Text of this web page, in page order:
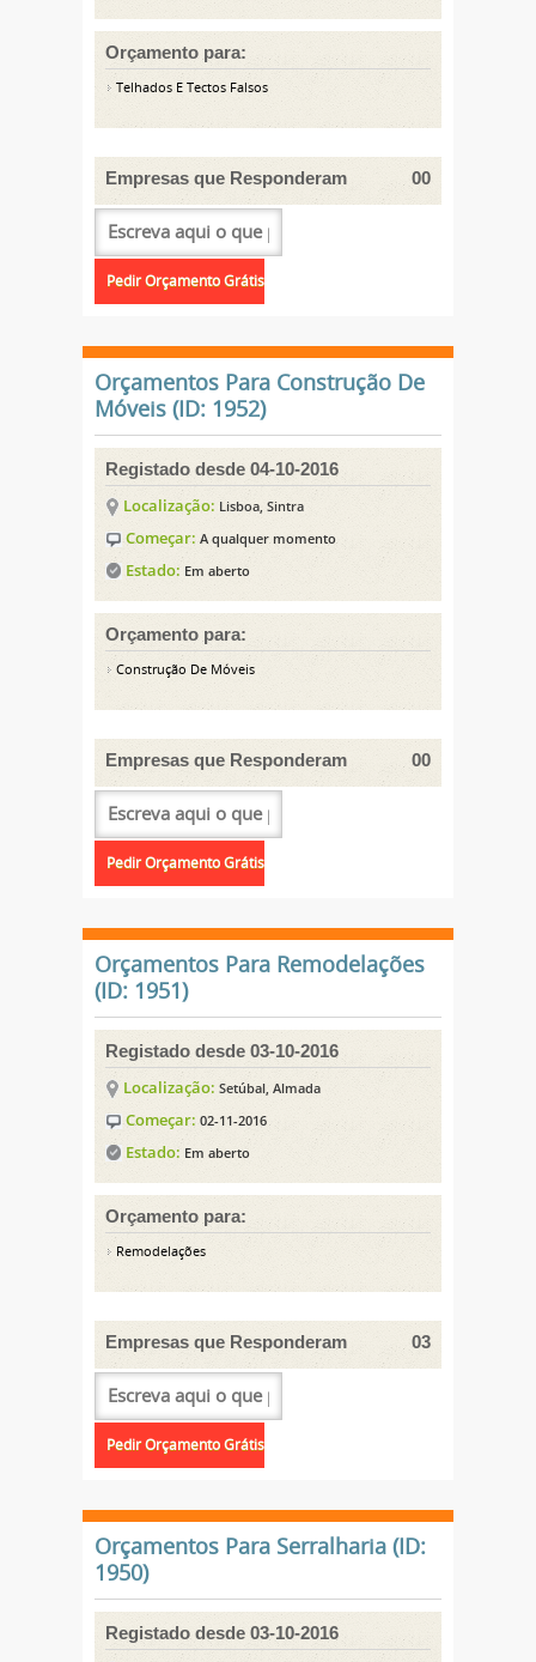
Orçamento para:
Telhados E Tectos Falsos
Empresas que Responderam 00
Orçamentos Para Construção De
Móveis (ID: 1952)
Registado desde 04-10-2016
Localização: Lisboa, Sintra
Começar: A qualquer momento
Estado: Em aberto
Orçamento para:
Construção De Móveis
Empresas que Responderam 00
Orçamentos Para Remodelações
(ID: 1951)
Registado desde 03-10-2016
Localização: Setúbal, Almada
Começar: 02-11-2016
Estado: Em aberto
Orçamento para:
Remodelações
Empresas que Responderam 03
Orçamentos Para Serralharia (ID:
1950)
Registado desde 03-10-2016